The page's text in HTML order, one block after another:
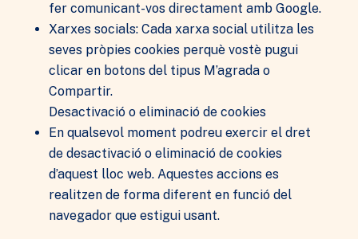
fer comunicant-vos directament amb Google.
Xarxes socials: Cada xarxa social utilitza les
seves pròpies cookies perquè vostè pugui
clicar en botons del tipus M’agrada o
Compartir.
Desactivació o eliminació de cookies
En qualsevol moment podreu exercir el dret
de desactivació o eliminació de cookies
d’aquest lloc web. Aquestes accions es
realitzen de forma diferent en funció del
navegador que estigui usant.
web funcioni
de la millor
manera
durant la
vostra visita.
Si rebutges
aquestes
cookies,
alguna
funcionalitat
desapareixerà
del lloc web.